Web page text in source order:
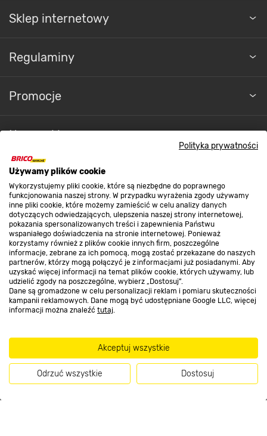
Polityka prywatności
Używamy plików cookie
Wykorzystujemy pliki cookie, które są niezbędne do poprawnego
funkcjonowania naszej strony. W przypadku wyrażenia zgody używamy
inne pliki cookie, które możemy zamieścić w celu analizy danych
dotyczących odwiedzających, ulepszenia naszej strony internetowej,
pokazania spersonalizowanych treści i zapewnienia Państwu
wspaniałego doświadczenia na stronie internetowej. Ponieważ
korzystamy również z plików cookie innych firm, poszczególne
informacje, zebrane za ich pomocą, mogą zostać przekazane do naszych
partnerów, którzy mogą połączyć je z informacjami już posiadanymi. Aby
uzyskać więcej informacji na temat plików cookie, których używamy, lub
udzielić zgody na poszczególne, wybierz „Dostosuj”.
Dane są gromadzone w celu personalizacji reklam i pomiaru skuteczności
kampanii reklamowych. Dane mogą być udostępniane Google LLC, więcej
informacji można znaleźć tutaj.
Akceptuj wszystkie
Odrzuć wszystkie Dostosuj
Sklep internetowy
Regulaminy
Promocje
Nasze sklepy
O nas
Kontakt do sklepu
Strefa biznesu
Dołącz do nas
Metody płatności